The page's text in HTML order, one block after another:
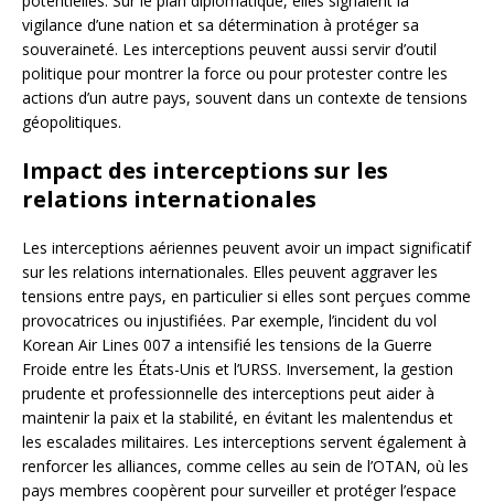
vigilance d’une nation et sa détermination à protéger sa
souveraineté. Les interceptions peuvent aussi servir d’outil
politique pour montrer la force ou pour protester contre les
actions d’un autre pays, souvent dans un contexte de tensions
géopolitiques.
Impact des interceptions sur les
relations internationales
Les interceptions aériennes peuvent avoir un impact significatif
sur les relations internationales. Elles peuvent aggraver les
tensions entre pays, en particulier si elles sont perçues comme
provocatrices ou injustifiées. Par exemple, l’incident du vol
Korean Air Lines 007 a intensifié les tensions de la Guerre
Froide entre les États-Unis et l’URSS. Inversement, la gestion
prudente et professionnelle des interceptions peut aider à
maintenir la paix et la stabilité, en évitant les malentendus et
les escalades militaires. Les interceptions servent également à
renforcer les alliances, comme celles au sein de l’OTAN, où les
pays membres coopèrent pour surveiller et protéger l’espace